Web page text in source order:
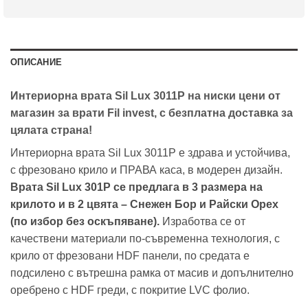
ОПИСАНИЕ
Интериорна врата Sil Lux 3011P на ниски цени от
магазин за врати Fil invest, с безплатна доставка за
цялата страна!
Интериорна врата Sil Lux 3011P е здрава и устойчива,
с фрезовано крило и ПРАВА каса, в модерен дизайн.
Врата Sil Lux 301P се предлага в 3 размера на
крилото и в 2 цвята – Снежен Бор и Райски Орех
(по избор без оскъпяване). Изработва се от
качествени материали по-съвременна технология, с
крило от фрезовани HDF панели, по средата е
подсилено с вътрешна рамка от масив и допълнително
оребрено с HDF греди, с покритие LVC фолио.